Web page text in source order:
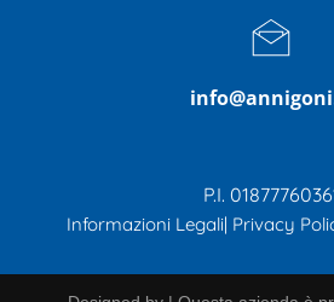
P.I.
Informazioni Legali| Privacy